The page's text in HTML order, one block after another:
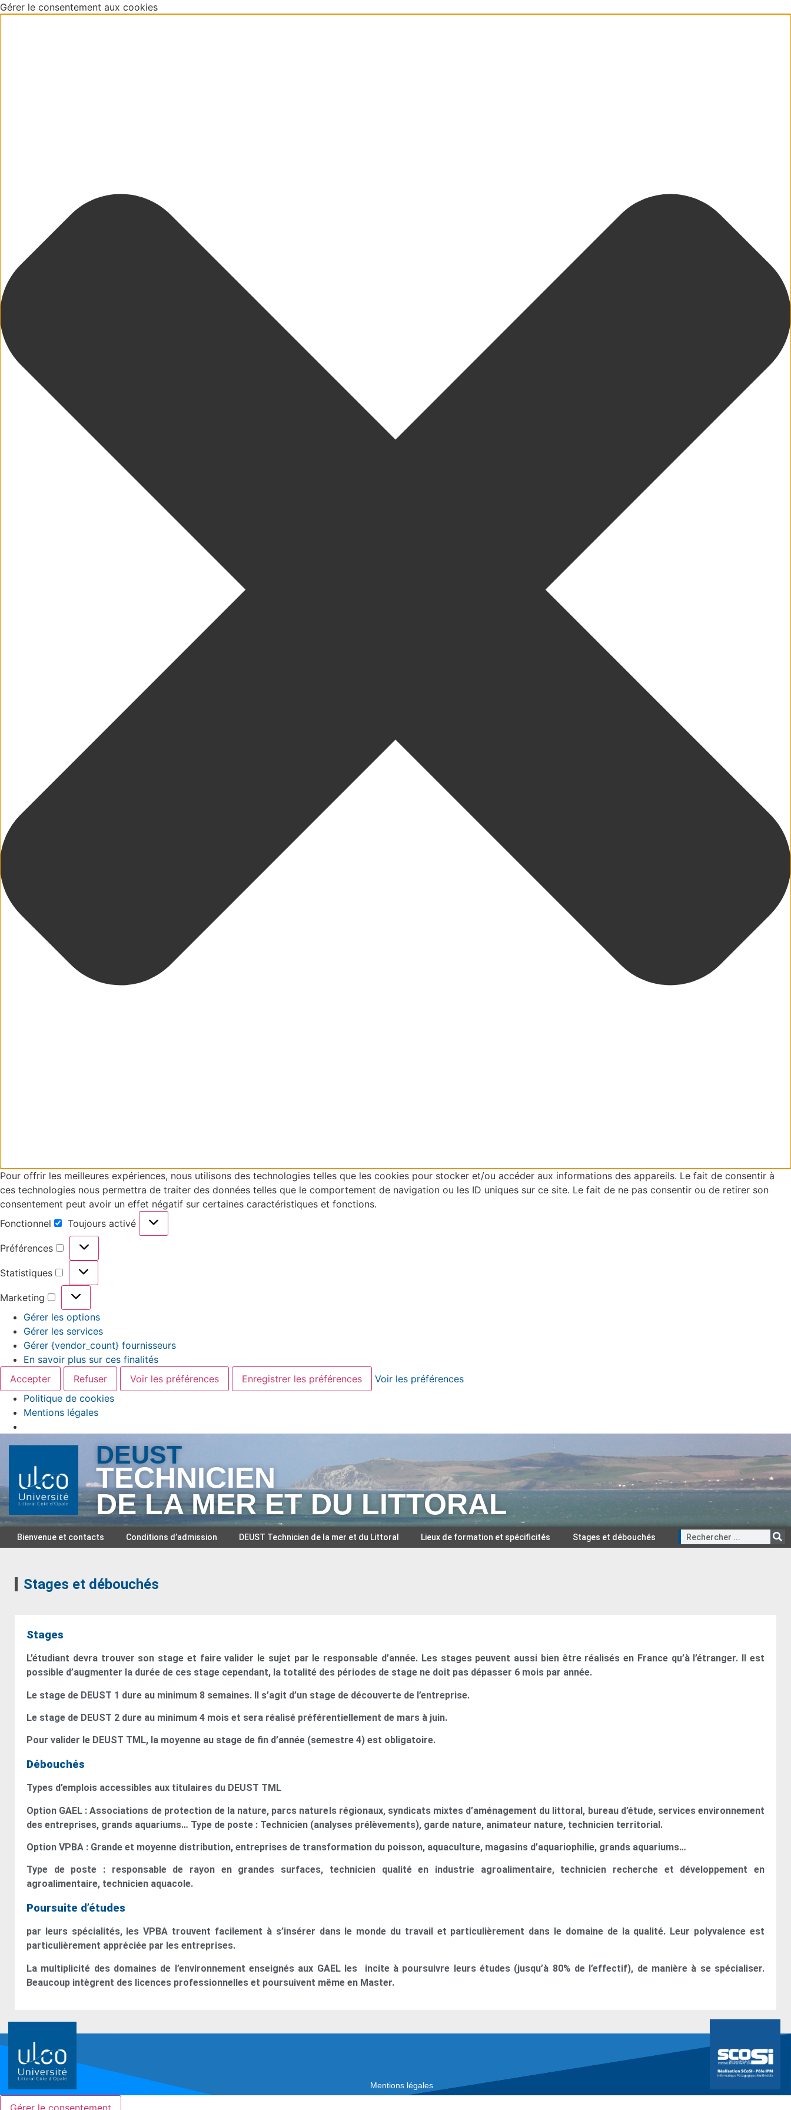
Gérer le consentement aux cookies
Pour offrir les meilleures expériences, nous utilisons des technologies telles que les cookies pour stocker et/ou accéder aux informations des appareils. Le fait de consentir à
ces technologies nous permettra de traiter des données telles que le comportement de navigation ou les ID uniques sur ce site. Le fait de ne pas consentir ou de retirer son
consentement peut avoir un effet négatif sur certaines caractéristiques et fonctions.
Fonctionnel
Toujours activé
Préférences
Statistiques
Marketing
Gérer les options
Gérer les services
Gérer {vendor_count} fournisseurs
En savoir plus sur ces finalités
Accepter
Refuser Voir les préférences Enregistrer les préférences
Voir les préférences
Politique de cookies
Mentions légales
DEUST
TECHNICIEN
DE LA MER ET DU LITTORAL
Bienvenue et contacts Conditions d’admission DEUST Technicien de la mer et du Littoral Lieux de formation et spécificités Stages et débouchés
Stages et débouchés
Stages
L’étudiant devra trouver son stage et faire valider le sujet par le responsable d’année. Les stages peuvent aussi bien être réalisés en France qu’à l’étranger. Il est
possible d’augmenter la durée de ces stage cependant, la totalité des périodes de stage ne doit pas dépasser 6 mois par année.
Le stage de DEUST 1 dure au minimum 8 semaines. Il s’agit d’un stage de découverte de l’entreprise.
Le stage de DEUST 2 dure au minimum 4 mois et sera réalisé préférentiellement de mars à juin.
Pour valider le DEUST TML, la moyenne au stage de fin d’année (semestre 4) est obligatoire.
Débouchés
Types d’emplois accessibles aux titulaires du DEUST TML
Option GAEL : Associations de protection de la nature, parcs naturels régionaux, syndicats mixtes d’aménagement du littoral, bureau d’étude, services environnement
des entreprises, grands aquariums… Type de poste : Technicien (analyses prélèvements), garde nature, animateur nature, technicien territorial.
Option VPBA : Grande et moyenne distribution, entreprises de transformation du poisson, aquaculture, magasins d’aquariophilie, grands aquariums…
Type de poste : responsable de rayon en grandes surfaces, technicien qualité en industrie agroalimentaire, technicien recherche et développement en
agroalimentaire, technicien aquacole.
Poursuite d’études
par leurs spécialités, les VPBA trouvent facilement à s’insérer dans le monde du travail et particulièrement dans le domaine de la qualité. Leur polyvalence est
particulièrement appréciée par les entreprises.
La multiplicité des domaines de l’environnement enseignés aux GAEL les incite à poursuivre leurs études (jusqu’à 80% de l’effectif), de manière à se spécialiser.
Beaucoup intègrent des licences professionnelles et poursuivent même en Master.
Mentions légales